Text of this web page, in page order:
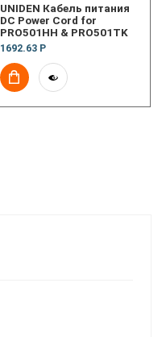
UNIDEN Кабель питания
DC Power Cord for
PRO501HH & PRO501TK
1692.63 Р